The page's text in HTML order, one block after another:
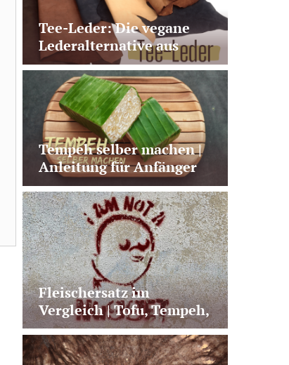
Tee-Leder: Die vegane
Lederalternative aus
Teeabfällen
Tempeh selber machen |
Anleitung für Anfänger
mit Fehler-Check
Fleischersatz im
Vergleich | Tofu, Tempeh,
Seitan & Co.